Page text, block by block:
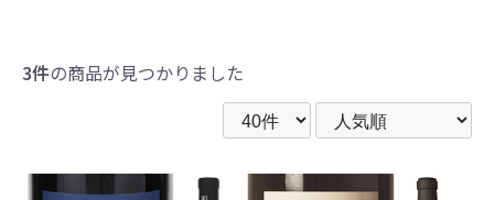
3件の商品が見つかりました